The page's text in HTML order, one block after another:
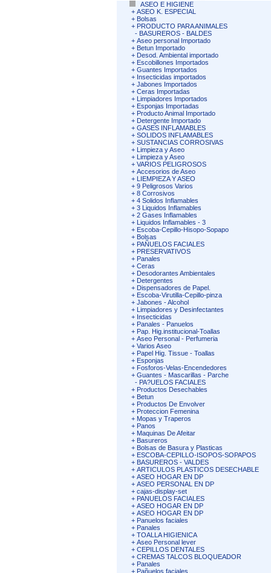
ASEO E HIGIENE
+ ASEO K. ESPECIAL
+ Bolsas
+ PRODUCTO PARA ANIMALES
- BASUREROS - BALDES
+ Aseo personal Importado
+ Betun Importado
+ Desod. Ambiental importado
+ Escobillones Importados
+ Guantes Importados
+ Insecticidas importados
+ Jabones Importados
+ Ceras Importadas
+ Limpiadores Importados
+ Esponjas Importadas
+ Producto Animal Importado
+ Detergente Importado
+ GASES INFLAMABLES
+ SOLIDOS INFLAMABLES
+ SUSTANCIAS CORROSIVAS
+ Limpieza y Aseo
+ Limpieza y Aseo
+ VARIOS PELIGROSOS
+ Accesorios de Aseo
+ LIEMPIEZA Y ASEO
+ 9 Peligrosos Varios
+ 8 Corrosivos
+ 4 Solidos Inflamables
+ 3 Liquidos Inflamables
+ 2 Gases Inflamables
+ Liquidos Inflamables - 3
+ Escoba-Cepillo-Hisopo-Sopapo
+ Bolsas
+ PAÑUELOS FACIALES
+ PRESERVATIVOS
+ Panales
+ Ceras
+ Desodorantes Ambientales
+ Detergentes
+ Dispensadores de Papel.
+ Escoba-Virutilla-Cepillo-pinza
+ Jabones - Alcohol
+ Limpiadores y Desinfectantes
+ Insecticidas
+ Panales - Panuelos
+ Pap. Hig.institucional-Toallas
+ Aseo Personal - Perfumeria
+ Varios Aseo
+ Papel Hig. Tissue - Toallas
+ Esponjas
+ Fosforos-Velas-Encendedores
+ Guantes - Mascarillas - Parche
- PA?UELOS FACIALES
+ Productos Desechables
+ Betun
+ Productos De Envolver
+ Proteccion Femenina
+ Mopas y Traperos
+ Panos
+ Maquinas De Afeitar
+ Basureros
+ Bolsas de Basura y Plasticas
+ ESCOBA-CEPILLO-ISOPOS-SOPAPOS
+ BASUREROS - VALDES
+ ARTICULOS PLASTICOS DESECHABLE
+ ASEO HOGAR EN DP
+ ASEO PERSONAL EN DP
+ cajas-display-set
+ PANUELOS FACIALES
+ ASEO HOGAR EN DP
+ ASEO HOGAR EN DP
+ Panuelos faciales
+ Panales
+ TOALLA HIGIENICA
+ Aseo Personal lever
+ CEPILLOS DENTALES
+ CREMAS TALCOS BLOQUEADOR
+ Panales
+ Pañuelos faciales